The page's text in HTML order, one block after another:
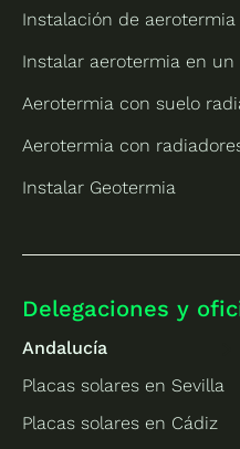
Instalación de
Instalar aerotermia en un
Aerotermia con suelo
Aerotermia con
Instalar Geotermia
Delegaciones y
Andalucía
Placas solares en Sevilla
Placas solares en Cádiz